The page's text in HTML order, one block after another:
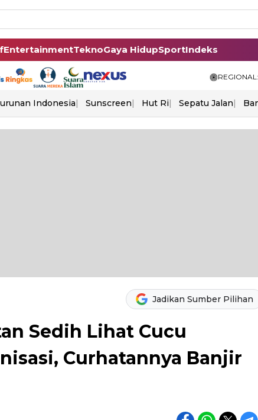
EntertainmentTeknoGaya HidupSportIndeks
REGIONAL:
Indonesia Sunscreen Hut Ri Sepatu Jalan
Jadikan Sumber Pilihan
Sedih Lihat Cucu
Curhatannya Banjir